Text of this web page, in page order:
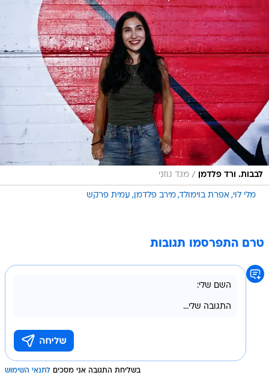
לבבות. ורד פלדמן / מגד גוזני
מלי לוי אפרת בוימולד מירב פלדמן עמית פרקש
טרם התפרסמו תגובות
בשליחת התגובה אני מסכים לתנאי השימוש